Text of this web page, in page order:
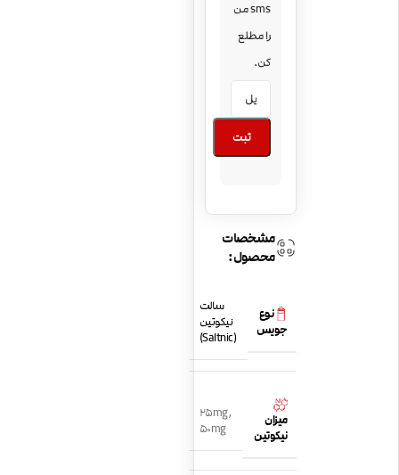
sms من
را مطلع
کن.
ثبت
مشخصات
محصول:
نوع
جویس
سالت
نیکوتین
(Saltnic)
میزان
نیکوتین
25mg,
50mg